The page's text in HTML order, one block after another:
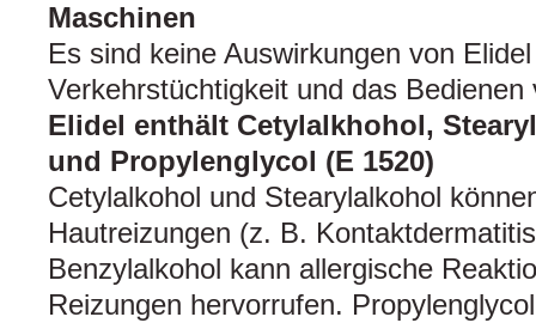
Maschinen
Es sind keine Auswirkungen von
Verkehrstüchtigkeit und das
Elidel enthält Cetylalkhohol,
und Propylenglycol (E 1520)
Cetylalkohol und Stearylalkohol
Hautreizungen (z. B.
Benzylalkohol kann allergische
Reizungen hervorrufen.